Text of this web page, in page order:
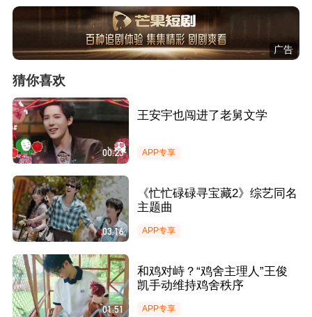
广告
猜你喜欢
00:23
王安宇也闯进了老舅文学
APP专享
03:16
《忙忙碌碌寻宝藏2》综艺同名
主题曲
APP专享
01:51
和鸡对峙？“鸡舍主理人”王俊
凯手动维持鸡舍秩序
APP专享